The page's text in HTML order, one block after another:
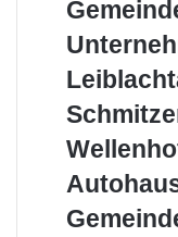
Schmitzer
GmbH
Wellenhof
Autohaus
Gemeinde